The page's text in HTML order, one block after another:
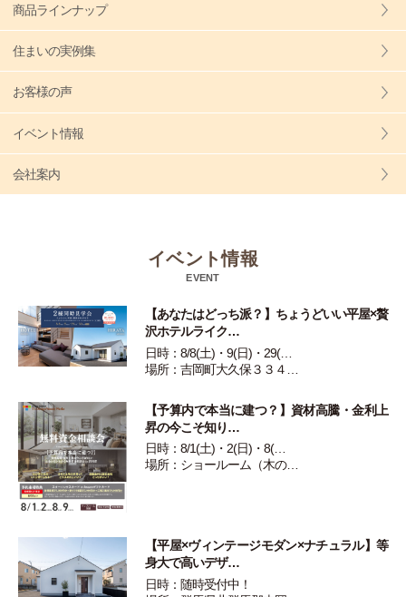
商品ラインナップ
住まいの実例集
お客様の声
イベント情報
会社案内
イベント情報
EVENT
【あなたはどっち派？】ちょうどいい平屋×贅
沢ホテルライク…
日時：8/8(土)・9(日)・29(…
場所：吉岡町大久保３３４…
【予算内で本当に建つ？】資材高騰・金利上
昇の今こそ知り…
日時：8/1(土)・2(日)・8(…
場所：ショールーム（木の…
【平屋×ヴィンテージモダン×ナチュラル】等
身大で高いデザ…
日時：随時受付中！